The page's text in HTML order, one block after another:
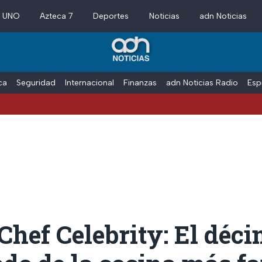
Azteca 7 Deportes Noticias adn Noticias
Seguridad Internacional Finanzas adn Noticias Radio
Celebrity: El